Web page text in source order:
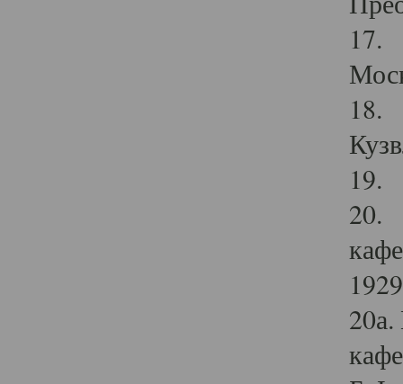
17.
18.
19.
20.